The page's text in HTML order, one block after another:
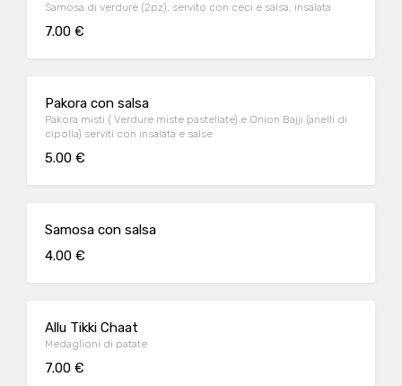
Samosa di verdure (2pz), servito con ceci e salsa, insalata
7.00 €
Pakora con salsa
Pakora misti ( Verdure miste pastellate) e Onion Bajji (anelli di
cipolla) serviti con insalata e salse
5.00 €
Samosa con salsa
4.00 €
Allu Tikki Chaat
Medaglioni di patate
7.00 €